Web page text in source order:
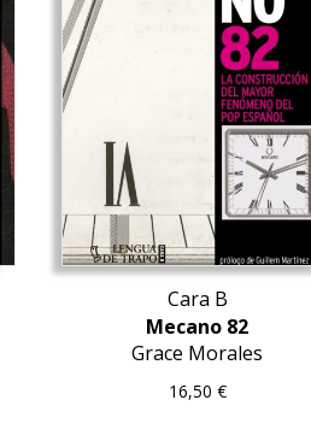
Cara B
Mecano 82
Grace Morales
16,50 €